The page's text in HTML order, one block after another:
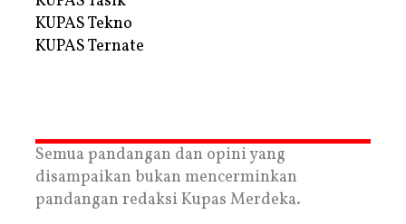
KUPAS Tekno
KUPAS Ternate
Semua pandangan dan opini yang
disampaikan bukan mencerminkan
pandangan redaksi Kupas Merdeka.